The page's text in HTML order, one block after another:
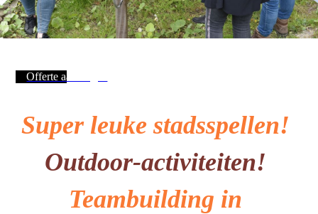
Offerte aanvragen
Super leuke stadsspellen!
Outdoor-activiteiten!
Teambuilding in